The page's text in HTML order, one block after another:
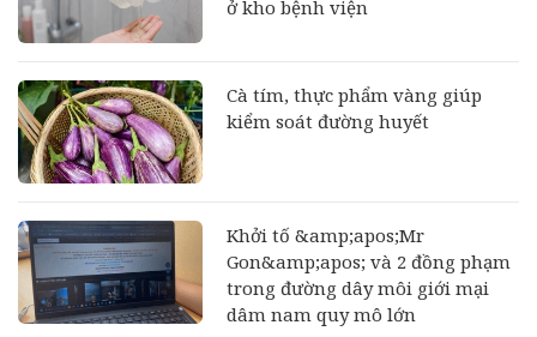
ở kho bệnh viện
Cà tím, thực phẩm vàng giúp
kiểm soát đường huyết
Khởi tố &amp;apos;Mr
Gon&amp;apos; và 2 đồng phạm
trong đường dây môi giới mại
dâm nam quy mô lớn